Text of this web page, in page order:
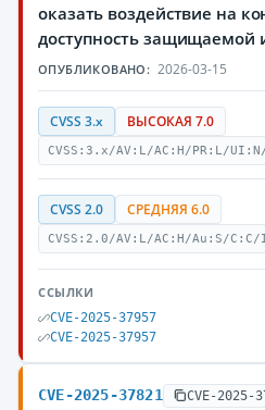
оказать воздействие на
доступность защищаемой
ОПУБЛИКОВАНО: 2026-03-15
CVSS 3.x ВЫСОКАЯ 7.0
CVSS:3.x/AV:L/AC:H/PR:L/
CVSS 2.0 СРЕДНЯЯ 6.0
CVSS:2.0/AV:L/AC:H/Au:S/
ССЫЛКИ
CVE-2025-37957
CVE-2025-37957
CVE-2025-37821 CVE-2025-